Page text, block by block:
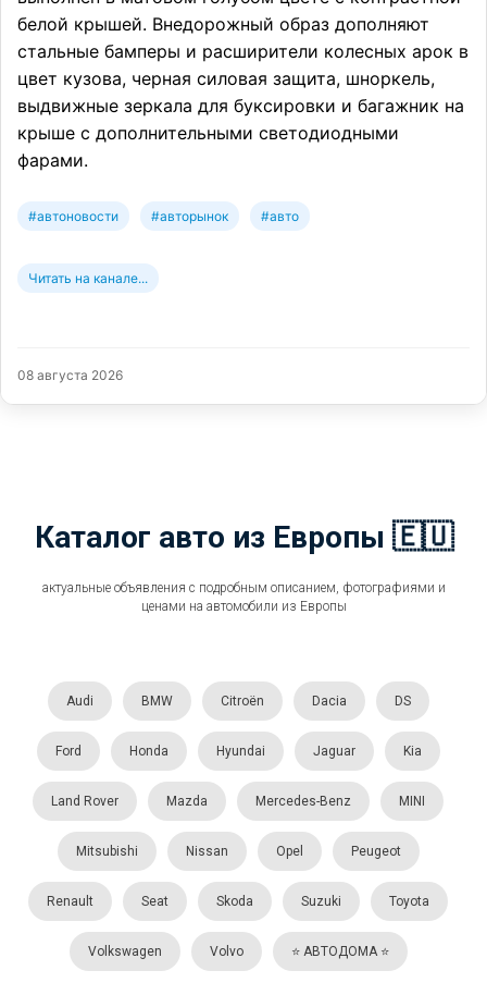
белой крышей. Внедорожный образ дополняют
стальные бамперы и расширители колесных арок в
цвет кузова, черная силовая защита, шноркель,
выдвижные зеркала для буксировки и багажник на
крыше с дополнительными светодиодными
фарами.
#автоновости #авторынок #авто
Читать на канале...
08 августа 2026
Каталог авто из Европы 🇪🇺
актуальные объявления с подробным описанием, фотографиями и
ценами на автомобили из Европы
Audi BMW Citroën Dacia DS
Ford Honda Hyundai Jaguar Kia
Land Rover Mazda Mercedes-Benz MINI
Mitsubishi Nissan Opel Peugeot
Renault Seat Skoda Suzuki Toyota
Volkswagen Volvo ⭐️ АВТОДОМА ⭐️